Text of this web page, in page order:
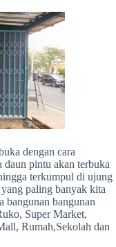
dengan cara
daun pintu akan terbuka
terkumpul di ujung
paling banyak kita
bangunan bangunan
Super Market,
Rumah,Sekolah dan